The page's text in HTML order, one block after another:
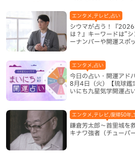
シウマが占う！『2026
は？』キーワードは”シ
ーナンバーや開運スポ
エンタメ,テレビ,占い
今日の占い・開運アド
8月4日（火）【琉球鑑
いにち九星気学開運占い
エンタメ,占い
鎌倉芳太郎～首里城を
キナワ強者（チューバ
エンタメ,テレビ,復帰50年,